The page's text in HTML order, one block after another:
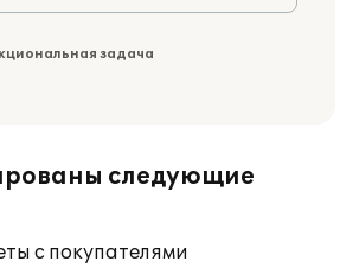
задача
следующие
с покупателями